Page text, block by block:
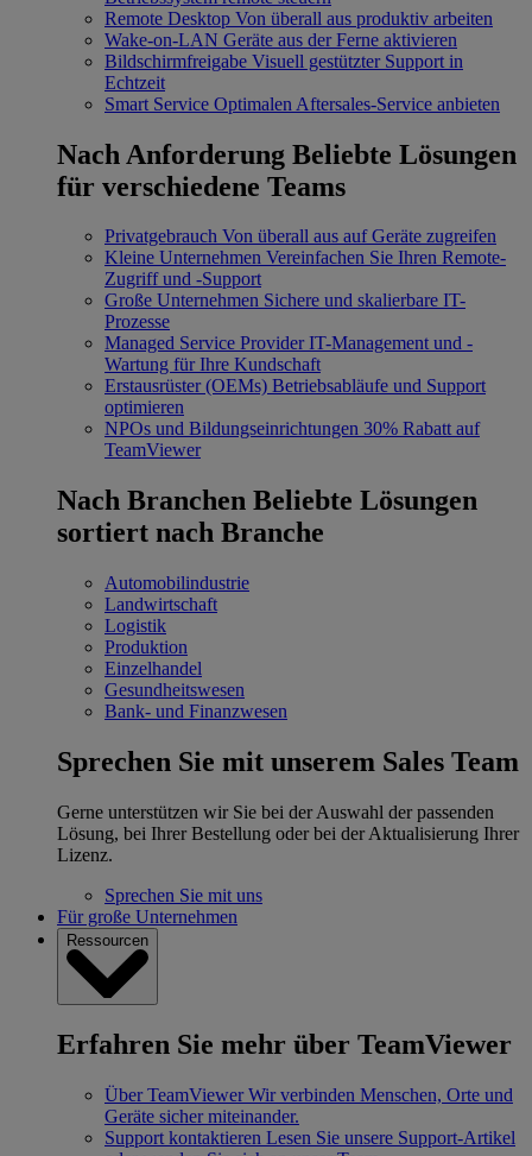
Remote Desktop Von überall aus produktiv arbeiten
Wake-on-LAN Geräte aus der Ferne aktivieren
Bildschirmfreigabe Visuell gestützter Support in
Echtzeit
Smart Service Optimalen Aftersales-Service anbieten
Nach Anforderung Beliebte Lösungen
für verschiedene Teams
Privatgebrauch Von überall aus auf Geräte zugreifen
Kleine Unternehmen Vereinfachen Sie Ihren Remote-
Zugriff und -Support
Große Unternehmen Sichere und skalierbare IT-
Prozesse
Managed Service Provider IT-Management und -
Wartung für Ihre Kundschaft
Erstausrüster (OEMs) Betriebsabläufe und Support
optimieren
NPOs und Bildungseinrichtungen 30% Rabatt auf
TeamViewer
Nach Branchen Beliebte Lösungen
sortiert nach Branche
Automobilindustrie
Landwirtschaft
Logistik
Produktion
Einzelhandel
Gesundheitswesen
Bank- und Finanzwesen
Sprechen Sie mit unserem Sales Team
Gerne unterstützen wir Sie bei der Auswahl der passenden
Lösung, bei Ihrer Bestellung oder bei der Aktualisierung Ihrer
Lizenz.
Sprechen Sie mit uns
Für große Unternehmen
Ressourcen
Erfahren Sie mehr über TeamViewer
Über TeamViewer Wir verbinden Menschen, Orte und
Geräte sicher miteinander.
Support kontaktieren Lesen Sie unsere Support-Artikel